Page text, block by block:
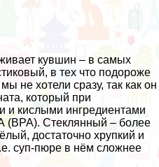
кувшин – в самых
в тех что подороже
не хотели сразу, так как он
который при
и кислыми ингредиентами
(BPA). Стеклянный – более
достаточно хрупкий и
суп-пюре в нём сложнее